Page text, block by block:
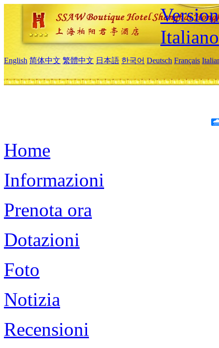
Italiano
English 简体中文 繁體中文 日本語 한국어 Deutsch Français
Home
Informazioni
Prenota ora
Dotazioni
Foto
Notizia
Recensioni